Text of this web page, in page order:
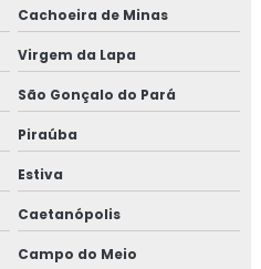
Cachoeira de Minas
Virgem da Lapa
São Gonçalo do Pará
Piraúba
Estiva
Caetanópolis
Campo do Meio